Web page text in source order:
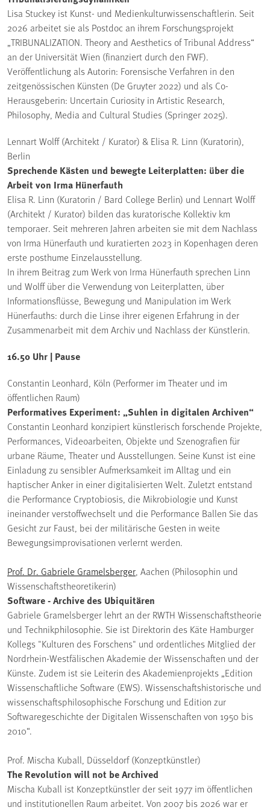
Lisa Stuckey ist Kunst- und Medienkulturwissenschaftlerin. Seit
2026 arbeitet sie als Postdoc an ihrem Forschungsprojekt
„TRIBUNALIZATION. Theory and Aesthetics of Tribunal Address“
an der Universität Wien (finanziert durch den FWF).
Veröffentlichung als Autorin: Forensische Verfahren in den
zeitgenössischen Künsten (De Gruyter 2022) und als Co-
Herausgeberin: Uncertain Curiosity in Artistic Research,
Philosophy, Media and Cultural Studies (Springer 2025).
Lennart Wolff (Architekt / Kurator) & Elisa R. Linn (Kuratorin),
Berlin
Sprechende Kästen und bewegte Leiterplatten: über die
Arbeit von Irma Hünerfauth
Elisa R. Linn (Kuratorin / Bard College Berlin) und Lennart Wolff
(Architekt / Kurator) bilden das kuratorische Kollektiv km
temporaer. Seit mehreren Jahren arbeiten sie mit dem Nachlass
von Irma Hünerfauth und kuratierten 2023 in Kopenhagen deren
erste posthume Einzelausstellung.
In ihrem Beitrag zum Werk von Irma Hünerfauth sprechen Linn
und Wolff über die Verwendung von Leiterplatten, über
Informationsflüsse, Bewegung und Manipulation im Werk
Hünerfauths: durch die Linse ihrer eigenen Erfahrung in der
Zusammenarbeit mit dem Archiv und Nachlass der Künstlerin.
16.50 Uhr | Pause
Constantin Leonhard, Köln (Performer im Theater und im
öffentlichen Raum)
Performatives Experiment: „Suhlen in digitalen Archiven“
Constantin Leonhard konzipiert künstlerisch forschende Projekte,
Performances, Videoarbeiten, Objekte und Szenografien für
urbane Räume, Theater und Ausstellungen. Seine Kunst ist eine
Einladung zu sensibler Aufmerksamkeit im Alltag und ein
haptischer Anker in einer digitalisierten Welt. Zuletzt entstand
die Performance Cryptobiosis, die Mikrobiologie und Kunst
ineinander verstoffwechselt und die Performance Ballen Sie das
Gesicht zur Faust, bei der militärische Gesten in weite
Bewegungsimprovisationen verlernt werden.
Prof. Dr. Gabriele Gramelsberger , Aachen (Philosophin und
Wissenschaftstheoretikerin)
Software - Archive des Ubiquitären
Gabriele Gramelsberger lehrt an der RWTH Wissenschaftstheorie
und Technikphilosophie. Sie ist Direktorin des Käte Hamburger
Kollegs "Kulturen des Forschens" und ordentliches Mitglied der
Nordrhein-Westfälischen Akademie der Wissenschaften und der
Künste. Zudem ist sie Leiterin des Akademienprojekts „Edition
Wissenschaftliche Software (EWS). Wissenschaftshistorische und
wissenschaftsphilosophische Forschung und Edition zur
Softwaregeschichte der Digitalen Wissenschaften von 1950 bis
2010“.
Prof. Mischa Kuball, Düsseldorf (Konzeptkünstler)
The Revolution will not be Archived
Mischa Kuball ist Konzeptkünstler der seit 1977 im öffentlichen
und institutionellen Raum arbeitet. Von 2007 bis 2026 war er